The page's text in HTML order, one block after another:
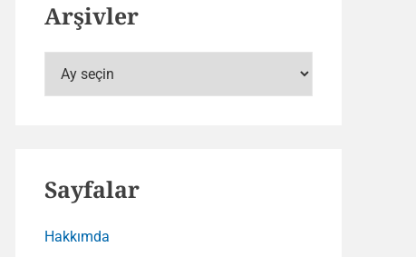
Arşivler
Sayfalar
Hakkımda